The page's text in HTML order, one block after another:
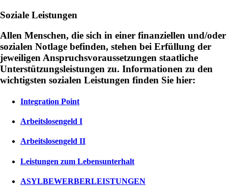
Soziale Leistungen
Allen Menschen, die sich in einer finanziellen und/oder
sozialen Notlage befinden, stehen bei Erfüllung der
jeweiligen Anspruchsvoraussetzungen staatliche
Unterstützungsleistungen zu. Informationen zu den
wichtigsten sozialen Leistungen finden Sie hier:
Integration Point
Arbeitslosengeld I
Arbeitslosengeld II
Leistungen zum Lebensunterhalt
ASYLBEWERBERLEISTUNGEN